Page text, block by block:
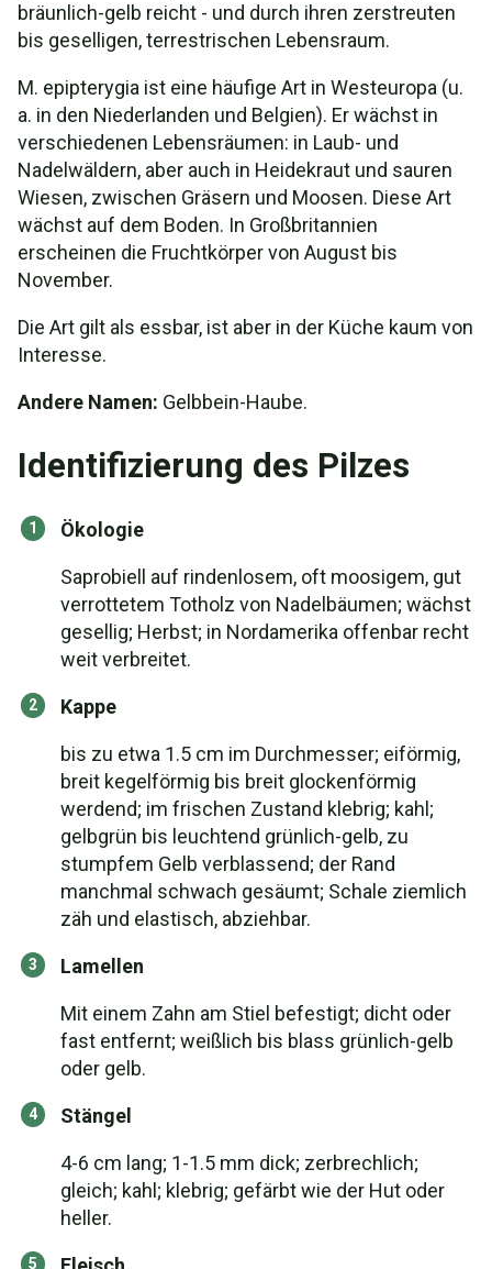
bräunlich-gelb reicht - und durch ihren zerstreuten
bis geselligen, terrestrischen Lebensraum.
M. epipterygia ist eine häufige Art in Westeuropa (u.
a. in den Niederlanden und Belgien). Er wächst in
verschiedenen Lebensräumen: in Laub- und
Nadelwäldern, aber auch in Heidekraut und sauren
Wiesen, zwischen Gräsern und Moosen. Diese Art
wächst auf dem Boden. In Großbritannien
erscheinen die Fruchtkörper von August bis
November.
Die Art gilt als essbar, ist aber in der Küche kaum von
Interesse.
Andere Namen: Gelbbein-Haube.
Identifizierung des Pilzes
Ökologie
Saprobiell auf rindenlosem, oft moosigem, gut
verrottetem Totholz von Nadelbäumen; wächst
gesellig; Herbst; in Nordamerika offenbar recht
weit verbreitet.
Kappe
bis zu etwa 1.5 cm im Durchmesser; eiförmig,
breit kegelförmig bis breit glockenförmig
werdend; im frischen Zustand klebrig; kahl;
gelbgrün bis leuchtend grünlich-gelb, zu
stumpfem Gelb verblassend; der Rand
manchmal schwach gesäumt; Schale ziemlich
zäh und elastisch, abziehbar.
Lamellen
Mit einem Zahn am Stiel befestigt; dicht oder
fast entfernt; weißlich bis blass grünlich-gelb
oder gelb.
Stängel
4-6 cm lang; 1-1.5 mm dick; zerbrechlich;
gleich; kahl; klebrig; gefärbt wie der Hut oder
heller.